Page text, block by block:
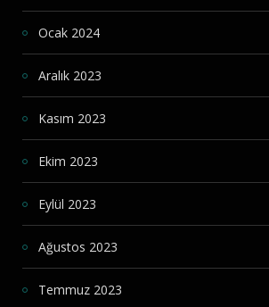
Ocak 2024
Aralık 2023
Kasım 2023
Ekim 2023
Eylül 2023
Ağustos 2023
Temmuz 2023